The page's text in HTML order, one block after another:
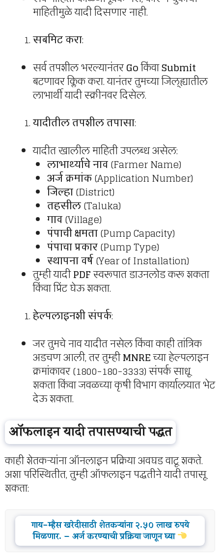
माहितीमुळे यादी दिसणार नाही.
सबमिट करा:
सर्व तपशील भरल्यानंतरGoकिंवाSubmit
बटणावर क्लिक करा. यानंतर तुमच्या जिल्ह्यातील
लाभार्थी यादी स्क्रीनवर दिसेल.
यादीतील तपशील तपासा:
यादीत खालील माहिती उपलब्ध असेल:
लाभार्थ्याचे नाव(Farmer Name)
अर्ज क्रमांक(Application Number)
जिल्हा(District)
तहसील(Taluka)
गाव(Village)
पंपाची क्षमता(Pump Capacity)
पंपाचा प्रकार(Pump Type)
स्थापना वर्ष(Year of Installation)
तुम्ही यादीPDFस्वरूपात डाउनलोड करू शकता
किंवा प्रिंट घेऊ शकता.
हेल्पलाइनशी संपर्क:
जर तुमचे नाव यादीत नसेल किंवा काही तांत्रिक
अडचण आली, तर तुम्हीMNREच्या हेल्पलाइन
क्रमांकावर (1800-180-3333) संपर्क साधू
शकता किंवा जवळच्या कृषी विभाग कार्यालयात भेट
देऊ शकता.
ऑफलाइन यादी तपासण्याची पद्धत
काही शेतकऱ्यांना ऑनलाइन प्रक्रिया अवघड वाटू शकते.
अशा परिस्थितीत, तुम्ही ऑफलाइन पद्धतीने यादी तपासू
शकता:
गाय-म्हैस खरेदीसाठी शेतकऱ्यांना २.५० लाख रुपये
मिळणार. – अर्ज करण्याची प्रक्रिया जाणून घ्या